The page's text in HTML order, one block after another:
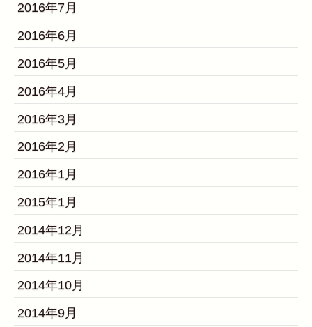
2016年7月
2016年6月
2016年5月
2016年4月
2016年3月
2016年2月
2016年1月
2015年1月
2014年12月
2014年11月
2014年10月
2014年9月